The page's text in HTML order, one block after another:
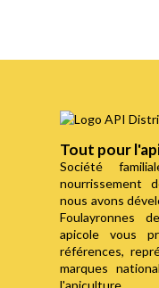
Tout pour
Société
nourrissement
nous avons
Foulayronnes
apicole vous
références,
marques